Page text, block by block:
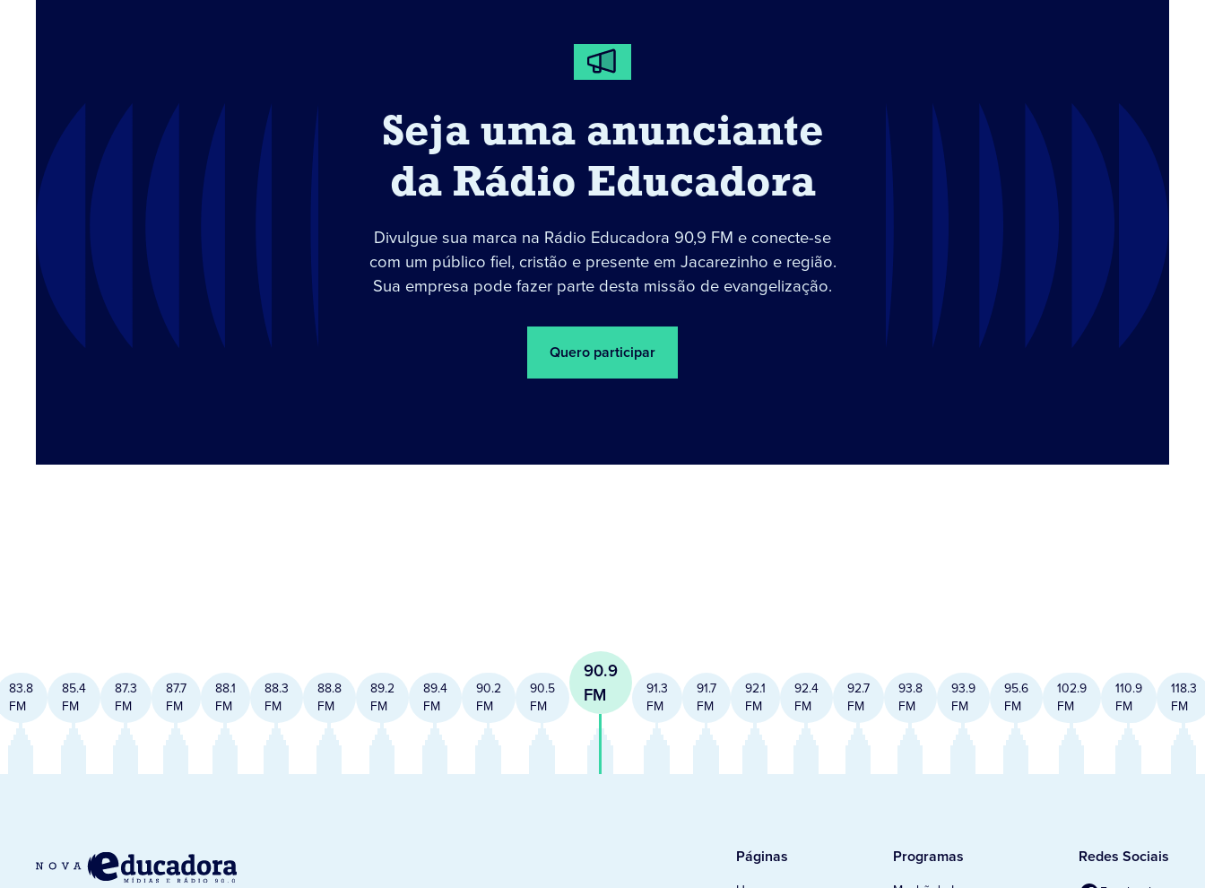
Seja uma anunciante
da Rádio Educadora
Divulgue sua marca na Rádio Educadora 90,9 FM e conecte-se
com um público fiel, cristão e presente em Jacarezinho e região.
Sua empresa pode fazer parte desta missão de evangelização.
Quero participar
83.8
FM
85.4
FM
87.3
FM
87.7
FM
88.1
FM
88.3
FM
88.8
FM
89.2
FM
89.4
FM
90.2
FM
90.5
FM
90.9
FM
91.3
FM
91.7
FM
92.1
FM
92.4
FM
92.7
FM
93.8
FM
93.9
FM
95.6
FM
102.9
FM
110.9
FM
118.3
FM
Páginas Programas Redes Sociais